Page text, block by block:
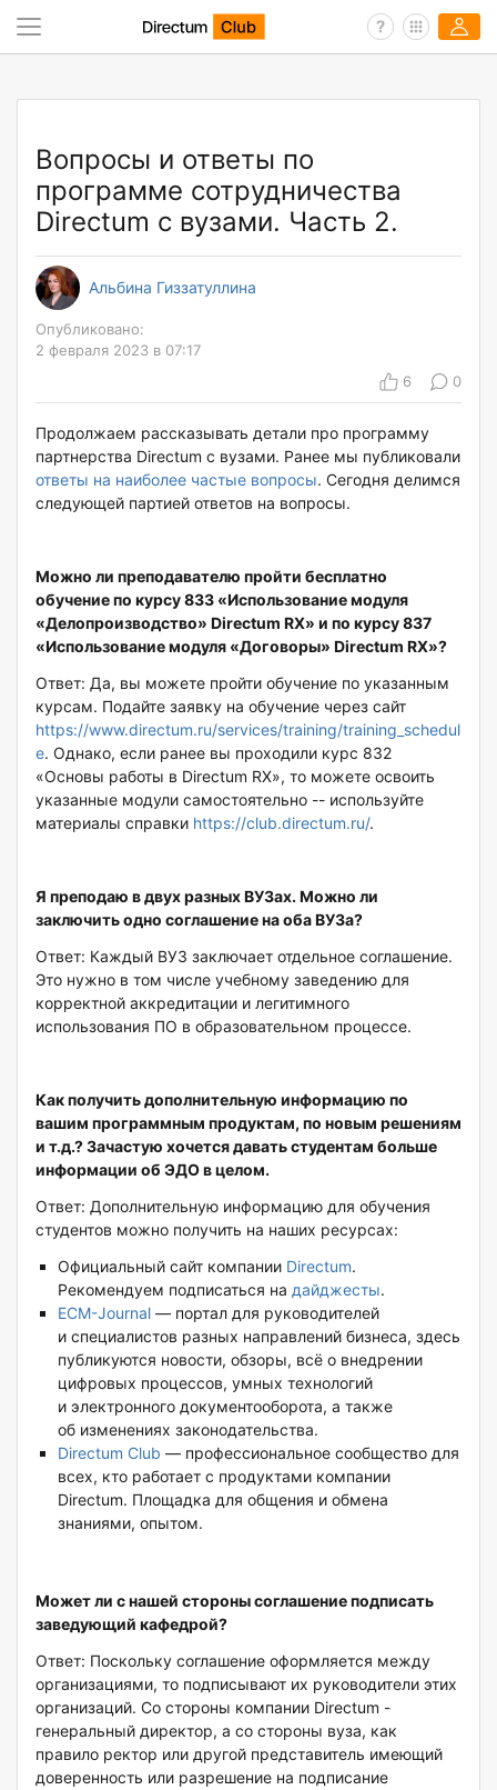
Вопросы и ответы по
программе сотрудничества
Directum с вузами. Часть 2.
Альбина Гиззатуллина
Опубликовано:
2 февраля 2023 в 07:17
6
0
Продолжаем рассказывать детали про программу
партнерства Directum с вузами. Ранее мы публиковали
ответы на наиболее частые вопросы. Сегодня делимся
следующей партией ответов на вопросы.
Можно ли преподавателю пройти бесплатно
обучение по курсу 833 «Использование модуля
«Делопроизводство» Directum RX» и по курсу 837
«Использование модуля «Договоры» Directum RX»?
Ответ: Да, вы можете пройти обучение по указанным
курсам. Подайте заявку на обучение через сайт
https://www.directum.ru/services/training/training_schedul
e. Однако, если ранее вы проходили курс 832
«Основы работы в Directum RX», то можете освоить
указанные модули самостоятельно -- используйте
материалы справки https://club.directum.ru/.
Я преподаю в двух разных ВУЗах. Можно ли
заключить одно соглашение на оба ВУЗа?
Ответ: Каждый ВУЗ заключает отдельное соглашение.
Это нужно в том числе учебному заведению для
корректной аккредитации и легитимного
использования ПО в образовательном процессе.
Как получить дополнительную информацию по
вашим программным продуктам, по новым решениям
и т.д.? Зачастую хочется давать студентам больше
информации об ЭДО в целом.
Ответ: Дополнительную информацию для обучения
студентов можно получить на наших ресурсах:
Официальный сайт компании Directum.
Рекомендуем подписаться на дайджесты.
ECM-Journal — портал для руководителей
и специалистов разных направлений бизнеса, здесь
публикуются новости, обзоры, всё о внедрении
цифровых процессов, умных технологий
и электронного документооборота, а также
об изменениях законодательства.
Directum Club — профессиональное сообщество для
всех, кто работает с продуктами компании
Directum. Площадка для общения и обмена
знаниями, опытом.
Может ли с нашей стороны соглашение подписать
заведующий кафедрой?
Ответ: Поскольку соглашение оформляется между
организациями, то подписывают их руководители этих
организаций. Со стороны компании Directum -
генеральный директор, а со стороны вуза, как
правило ректор или другой представитель имеющий
доверенность или разрешение на подписание